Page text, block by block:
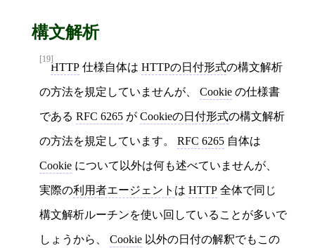
構文解析
[19]
HTTP 仕様自体は HTTPの日付形式の構文解析
の方法を規定していませんが、 Cookie の仕様書
である RFC 6265 が Cookieの日付形式の構文解析
の方法を規定しています。 RFC 6265 自体は
Cookie について以外は何も述べていませんが、
実際の利用者エージェント は HTTP 全体で同じ
構文解析ルーチンを使い回していることが多いで
しょうから、 Cookie 以外の日付の解釈でもこの